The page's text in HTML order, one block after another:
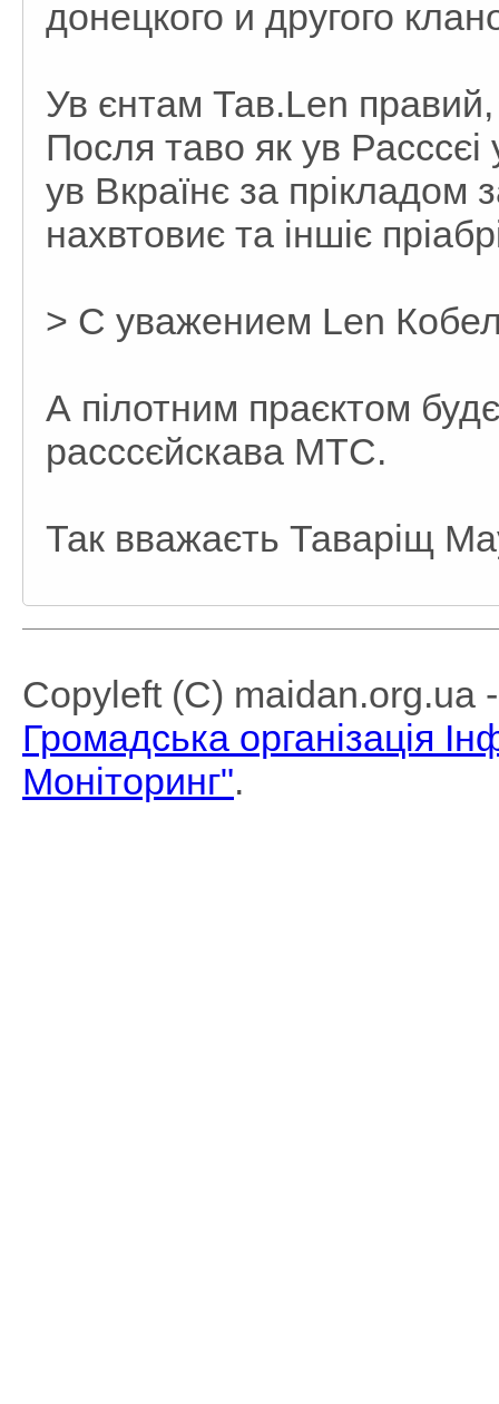
донецкого и другого
Ув єнтам Тав.Len правий,
Посля таво як ув Расссєі
ув Вкраїнє за прікладом
нахвтовиє та іншіє
> С уважением Len
А пілотним праєктом
расссєйскава МТС.
Так вважаєть Таваріщ
Copyleft (C) maidan.org.ua
Громадська організація
Моніторинг".